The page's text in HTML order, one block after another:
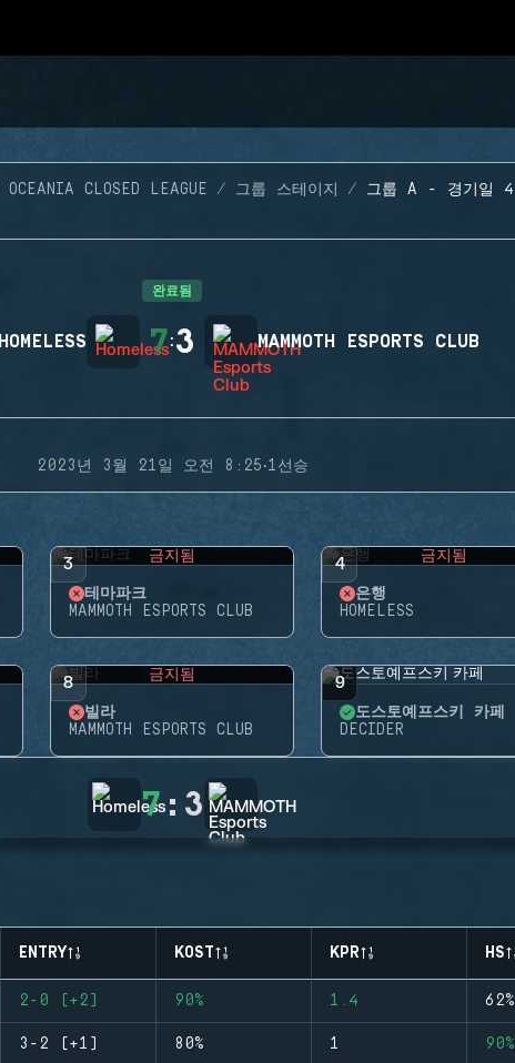
OCEANIA CLOSED LEAGUE 그룹 스테이지 그룹 A - 경기일 4
완료됨
HOMELESS 7:3 MAMMOTH ESPORTS CLUB
2023년 3월 21일 오전 8:25·1선승
3 금지됨
테마파크
MAMMOTH ESPORTS CLUB
4 금지됨
은행
HOMELESS
8 금지됨
빌라
MAMMOTH ESPORTS CLUB
9
도스토예프스키 카페
DECIDER
7: 3
ENTRY KOST KPR HS
2-0 (+2) 90% 1.4 62%
3-2 (+1) 80% 1 90%